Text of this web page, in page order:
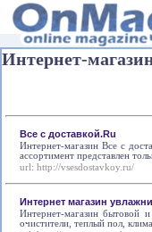
Интернет-
Все с доставкой.Ru
Интернет-магазин Все с
ассортимент представлен
url: http://vsesdostavkoy.ru/
Интернет магазин
Интернет-магазин бытовой
очистители, теплый пол,